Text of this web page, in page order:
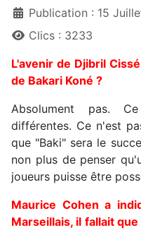
Publication : 15
Clics : 3233
L'avenir de Djibril
de Bakari Koné ?
Absolument pas.
différentes. Ce n'est
que "Baki" sera le
non plus de penser
joueurs puisse être
Maurice Cohen a
Marseillais, il fallait